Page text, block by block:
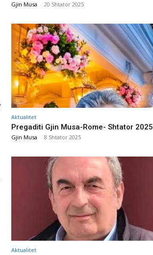
Gjin Musa - 20 Shtator 2025
Aktualitet
Pregaditi Gjin Musa-Rome- Shtator 2025
Gjin Musa - 8 Shtator 2025
Aktualitet